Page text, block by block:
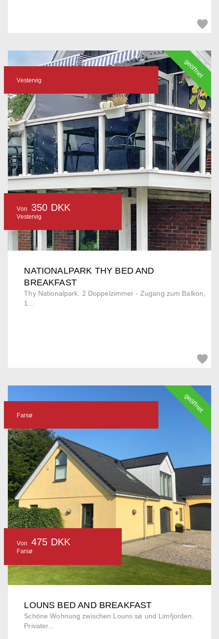
NATIONALPARK THY BED AND
BREAKFAST
Thy Nationalpark. 2 Doppelzimmer - Zugang zum Balkon,
1...
Vestervig
Von 350 DKK
Vestervig
geöffnet
LOUNS BED AND BREAKFAST
Schöne Wohnung zwischen Louns sø und Limfjorden.
Privater...
Farsø
Von 475 DKK
Farsø
geöffnet